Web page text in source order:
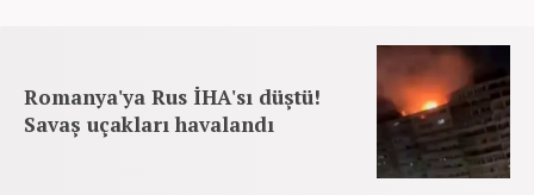
Romanya'ya Rus İHA'sı düştü!
Savaş uçakları havalandı